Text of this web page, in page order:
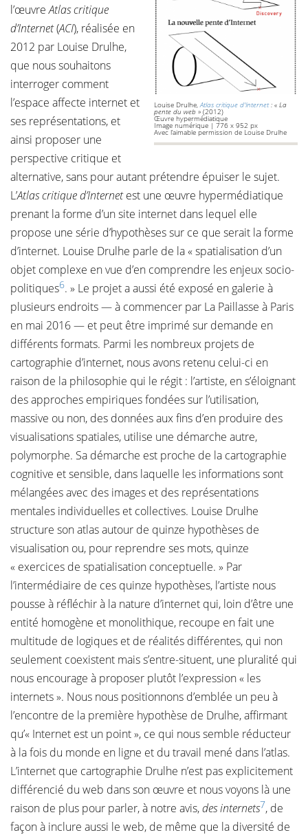
Louise Drulhe,Atlas critique d'Internet: « La
pente du web » (2012)
Œuvre hypermédiatique
Image numérique | 776 x 952 px
Avec l’aimable permission de Louise Drulhe
l’œuvreAtlas critique
d’Internet(ACI), réalisée en
2012 par Louise Drulhe,
que nous souhaitons
interroger comment
l’espace affecte internet et
ses représentations, et
ainsi proposer une
perspective critique et
alternative, sans pour autant prétendre épuiser le sujet.
L’Atlas critique d’Internetest une œuvre hypermédiatique
prenant la forme d’un site internet dans lequel elle
propose une série d’hypothèses sur ce que serait la forme
d’internet. Louise Drulhe parle de la « spatialisation d’un
objet complexe en vue d’en comprendre les enjeux socio-
politiques6. » Le projet a aussi été exposé en galerie à
plusieurs endroits — à commencer par La Paillasse à Paris
en mai 2016 — et peut être imprimé sur demande en
différents formats. Parmi les nombreux projets de
cartographie d’internet, nous avons retenu celui-ci en
raison de la philosophie qui le régit : l’artiste, en s’éloignant
des approches empiriques fondées sur l’utilisation,
massive ou non, des données aux fins d’en produire des
visualisations spatiales, utilise une démarche autre,
polymorphe. Sa démarche est proche de la cartographie
cognitive et sensible, dans laquelle les informations sont
mélangées avec des images et des représentations
mentales individuelles et collectives. Louise Drulhe
structure son atlas autour de quinze hypothèses de
visualisation ou, pour reprendre ses mots, quinze
« exercices de spatialisation conceptuelle. » Par
l’intermédiaire de ces quinze hypothèses, l’artiste nous
pousse à réfléchir à la nature d’internet qui, loin d’être une
entité homogène et monolithique, recoupe en fait une
multitude de logiques et de réalités différentes, qui non
seulement coexistent mais s’entre-situent, une pluralité qui
nous encourage à proposer plutôt l’expression « les
internets ». Nous nous positionnons d’emblée un peu à
l’encontre de la première hypothèse de Drulhe, affirmant
qu’« Internet est un point », ce qui nous semble réducteur
à la fois du monde en ligne et du travail mené dans l’atlas.
L’internet que cartographie Drulhe n’est pas explicitement
différencié du web dans son œuvre et nous voyons là une
raison de plus pour parler, à notre avis,des internets7, de
façon à inclure aussi le web, de même que la diversité de